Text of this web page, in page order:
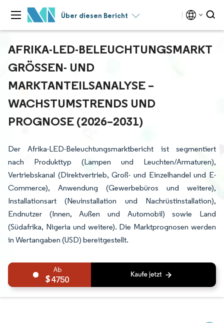
Über diesen Bericht
AFRIKA-LED-BELEUCHTUNGSMARKT
GRÖSSEN- UND M
ARKTANTEILSANALYSE – W
ACHSTUMSTRENDS UND P
ROGNOSE (2026–2031)
Der Afrika-LED-Beleuchtungsmarktbericht ist segmentiert
nach Produkttyp (Lampen und Leuchten/Armaturen),
Vertriebskanal (Direktvertrieb, Groß- und Einzelhandel und E-
Commerce), Anwendung (Gewerbebüros und weitere),
Installationsart (Neuinstallation und Nachrüstinstallation),
Endnutzer (Innen, Außen und Automobil) sowie Land
(Südafrika, Nigeria und weitere). Die Marktprognosen werden
in Wertangaben (USD) bereitgestellt.
4750